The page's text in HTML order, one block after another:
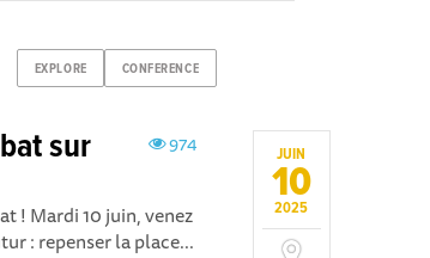
EXPLORE CONFERENCE
JUIN
10
2025
974
sur
! Mardi 10 juin, venez
: repenser la place...